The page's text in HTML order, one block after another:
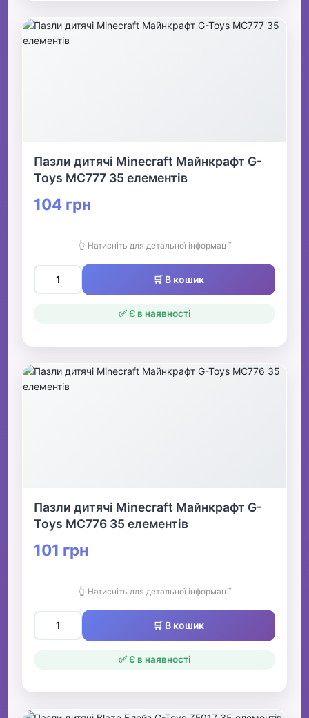
Пазли дитячі Minecraft Майнкрафт G-
Toys MC777 35 елементів
104 грн
👆 Натисніть для детальної інформації
🛒 В кошик
✅ Є в наявності
Пазли дитячі Minecraft Майнкрафт G-
Toys MC776 35 елементів
101 грн
👆 Натисніть для детальної інформації
🛒 В кошик
✅ Є в наявності